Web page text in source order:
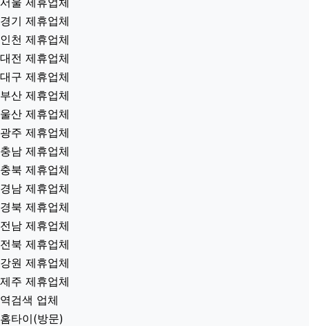
경기 제휴업체
인천 제휴업체
대전 제휴업체
대구 제휴업체
부산 제휴업체
울산 제휴업체
광주 제휴업체
충남 제휴업체
충북 제휴업체
경남 제휴업체
경북 제휴업체
전남 제휴업체
전북 제휴업체
강원 제휴업체
제주 제휴업체
역검색 업체
홈타이(방문)